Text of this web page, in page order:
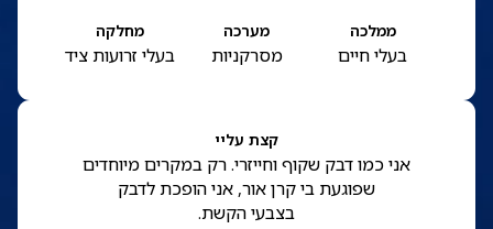
ממלכה
בעלי חיים
מערכה
מסרקניות
מחלקה
בעלי זרועות ציד
קצת עליי
אני כמו דבק שקוף וחייזרי. רק במקרים מיוחדים
שפוגעת בי קרן אור, אני הופכת לדבק
בצבעי הקשת.